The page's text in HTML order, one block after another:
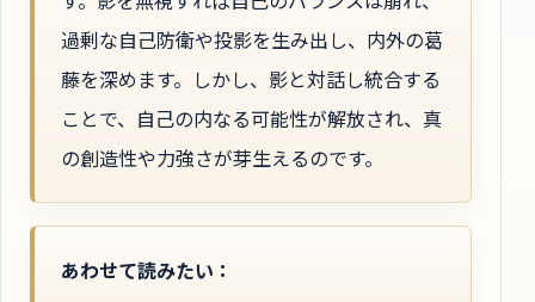
過剰な自己防衛や投影を生み出し、内外の葛
藤を深めます。しかし、影と対話し統合する
ことで、自己の内なる可能性が解放され、真
の創造性や力強さが芽生えるのです。
あわせて読みたい：